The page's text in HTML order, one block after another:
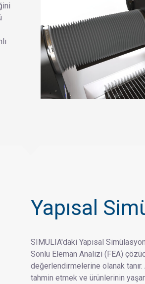
Yapısal
SIMULIA'daki Yapısal
Sonlu Eleman Analizi (FEA)
değerlendirmelerine olanak tanır.
tahmin etmek ve ürünlerinin